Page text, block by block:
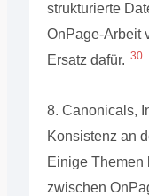
strukturierte
OnPage-Arbeit
Ersatz dafür. 30
8. Canonicals,
Konsistenz an
Einige Themen
zwischen